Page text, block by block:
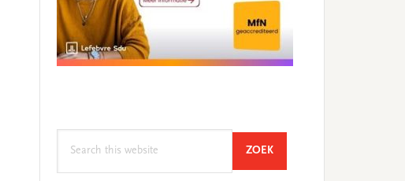
ZOEKSEARCH